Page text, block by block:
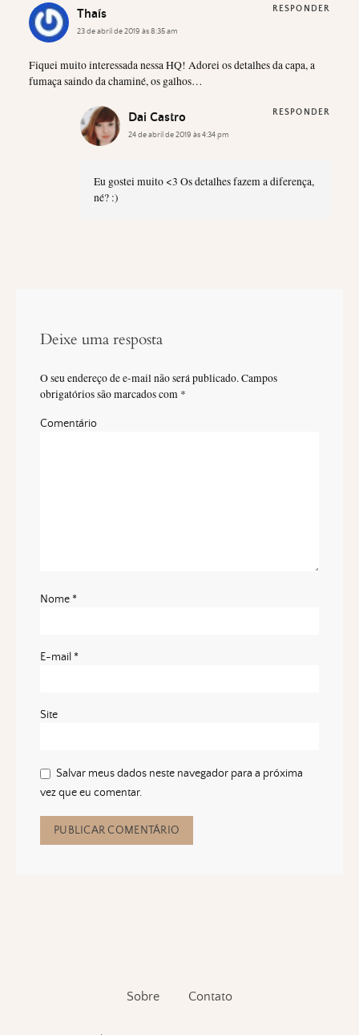
Thaís
23 de abril de 2019 às 8:35 am
Fiquei muito interessada nessa HQ! Adorei os detalhes da capa, a
fumaça saindo da chaminé, os galhos…
RESPONDER
Dai Castro
24 de abril de 2019 às 4:34 pm
Eu gostei muito <3 Os detalhes fazem a diferença,
né? :)
RESPONDER
Deixe uma resposta
O seu endereço de e-mail não será publicado.Campos
obrigatórios são marcados com *
Comentário
Nome *
E-mail *
Site
Salvar meus dados neste navegador para a próxima
vez que eu comentar.
Sobre Contato